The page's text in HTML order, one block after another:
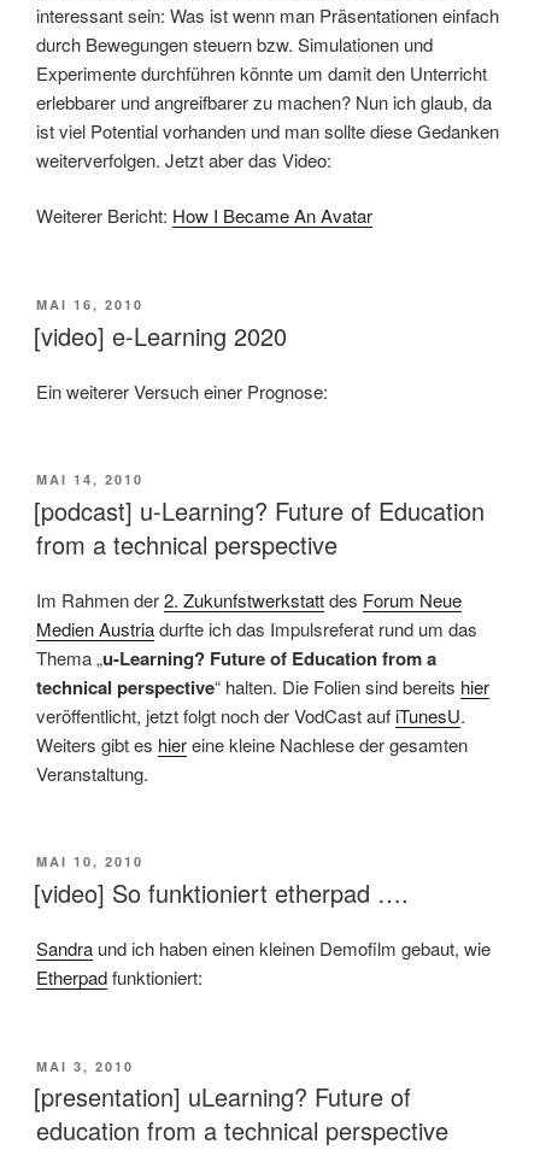
interessant sein: Was ist wenn man Präsentationen einfach
durch Bewegungen steuern bzw. Simulationen und
Experimente durchführen könnte um damit den Unterricht
erlebbarer und angreifbarer zu machen? Nun ich glaub, da
ist viel Potential vorhanden und man sollte diese Gedanken
weiterverfolgen. Jetzt aber das Video:
Weiterer Bericht: How I Became An Avatar
VERÖFFENTLICHT
AM
MAI 16, 2010
[video] e-Learning 2020
Ein weiterer Versuch einer Prognose:
VERÖFFENTLICHT
AM
MAI 14, 2010
[podcast] u-Learning? Future of Education
from a technical perspective
Im Rahmen der2. Zukunfstwerkstattdes Forum Neue
Medien Austriadurfte ich das Impulsreferat rund um das
Thema „u-Learning? Future of Education from a
technical perspective“ halten. Die Folien sind bereits hier
veröffentlicht, jetzt folgt noch der VodCast aufiTunesU.
Weiters gibt es hiereine kleine Nachlese der gesamten
Veranstaltung.
VERÖFFENTLICHT
AM
MAI 10, 2010
[video] So funktioniert etherpad ….
Sandra und ich haben einen kleinen Demofilm gebaut, wie
Etherpadfunktioniert:
VERÖFFENTLICHT
AM
MAI 3, 2010
[presentation] uLearning? Future of
education from a technical perspective